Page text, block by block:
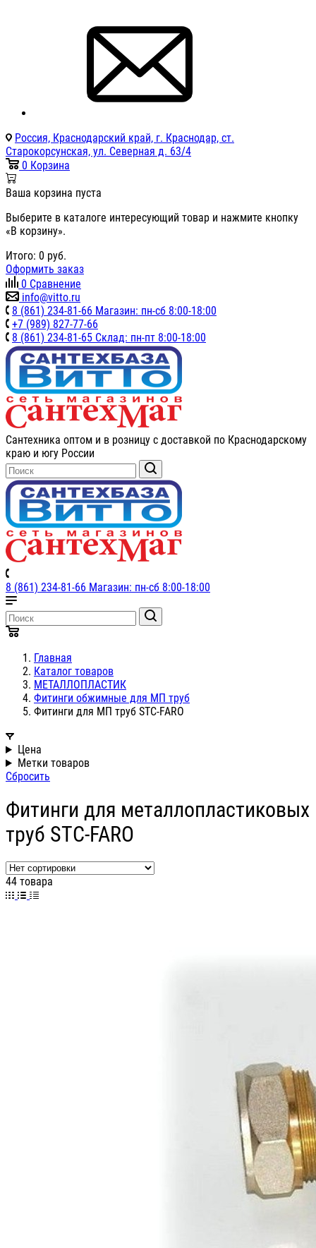
Россия, Краснодарский край, г. Краснодар, ст.
Старокорсунская, ул. Северная д. 63/4
0 Корзина
Ваша корзина пуста
Выберите в каталоге интересующий товар и нажмите кнопку
«В корзину».
Итого: 0 руб.
Оформить заказ
0 Сравнение
info@vitto.ru
8 (861) 234-81-66 Магазин: пн-сб 8:00-18:00
+7 (989) 827-77-66
8 (861) 234-81-65 Склад: пн-пт 8:00-18:00
Сантехника оптом и в розницу с доставкой по Краснодарскому
краю и югу России
8 (861) 234-81-66 Магазин: пн-сб 8:00-18:00
Главная
Каталог товаров
МЕТАЛЛОПЛАСТИК
Фитинги обжимные для МП труб
Фитинги для МП труб STC-FARO
Цена
Метки товаров
Сбросить
Фитинги для металлопластиковых
труб STC-FARO
44 товара